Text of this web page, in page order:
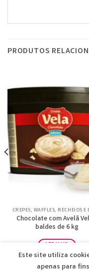
PRODUTOS
Chocolate com Avelã
baldes de 6 kg
LER MAIS
Este site utiliza
apenas para